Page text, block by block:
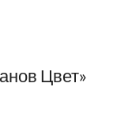
Цвет»